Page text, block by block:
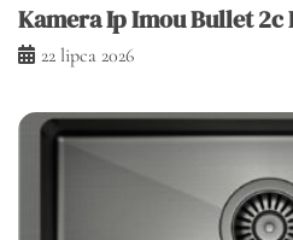
Kamera Ip Imou Bullet 2c
22 lipca 2026